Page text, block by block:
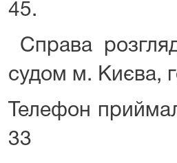
45.
Справа
судом м. Києва,
Телефон
33